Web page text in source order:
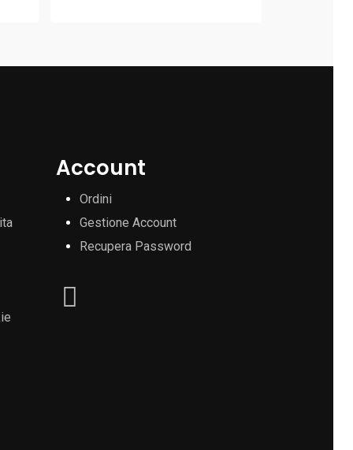
Account
Ordini
Gestione Account
Recupera Password